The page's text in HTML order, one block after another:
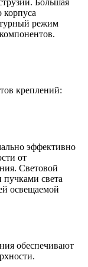
режим
креплений:
эффективно
от
Световой
света
освещаемой
обеспечивают